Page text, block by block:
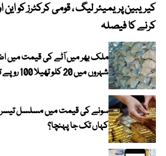
کرنے کا فیصلہ
ملک بھر میں آٹے کی قیمت میں
شہروں میں 20 کلو تھیلا 100 روپے تک مہنگا
سونے کی قیمت میں مسلسل تیسرے
کہاں تک جا پہنچا؟